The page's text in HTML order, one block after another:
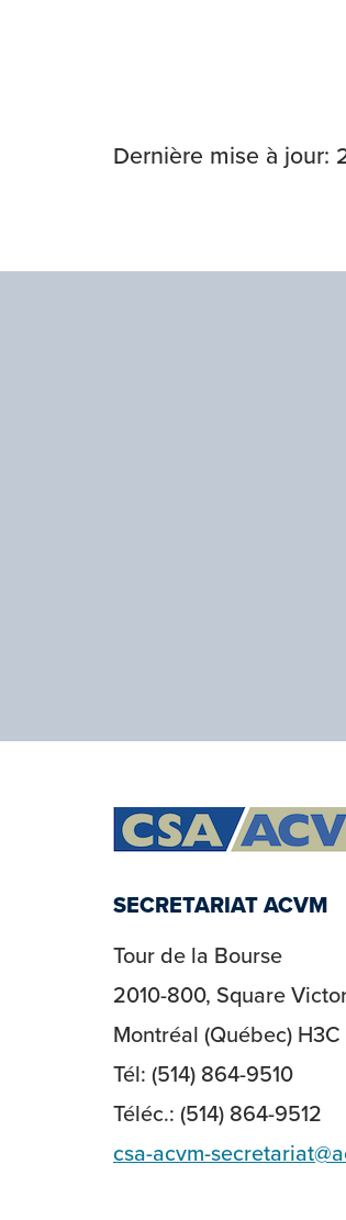
Dernière mise à jour:
SECRETARIAT ACVM
Tour de la Bourse
2010-800, Square
Montréal (Québec)
Tél: (514) 864-9510
Téléc.: (514) 864-9512
csa-acvm-